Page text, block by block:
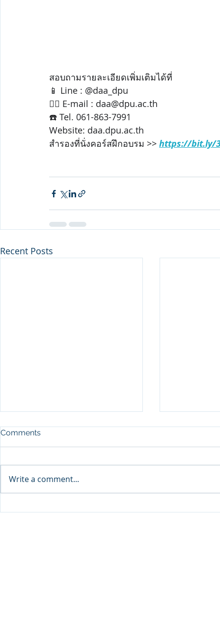
สอบถามรายละเอียดเพิ่มเติมได้ที่
📱 Line : @daa_dpu
✍🏼 E-mail : daa@dpu.ac.th
☎️ Tel. 061-863-7991
Website: daa.dpu.ac.th
สำรองที่นั่งคอร์สฝึกอบรม >> https://bit.ly/
Recent Posts
DPU จับมือ Thai VietJet Air
Comments
Write a comment...